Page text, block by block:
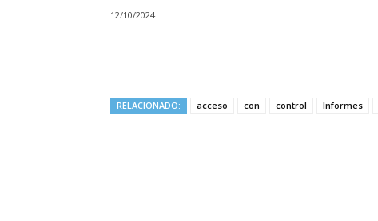
12/10/2024
RELACIONADO: acceso con control Informes